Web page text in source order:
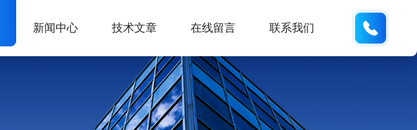
新闻中心 技术文章 在线留言 联系我们